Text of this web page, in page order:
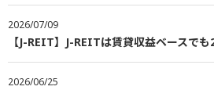
2026/07/09
【J-REIT】J-REITは賃貸収益ベースで
2026/06/25